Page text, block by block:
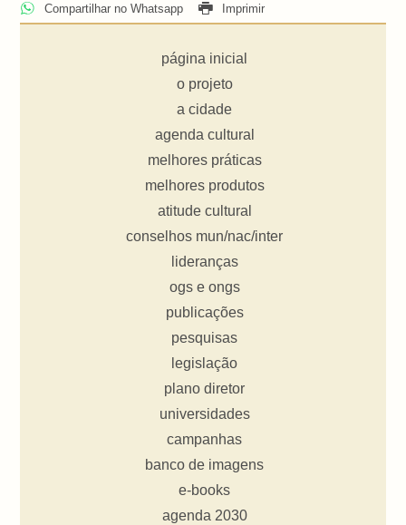
Compartilhar no Whatsapp
Imprimir
página inicial
o projeto
a cidade
agenda cultural
melhores práticas
melhores produtos
atitude cultural
conselhos mun/nac/inter
lideranças
ogs e ongs
publicações
pesquisas
legislação
plano diretor
universidades
campanhas
banco de imagens
e-books
agenda 2030